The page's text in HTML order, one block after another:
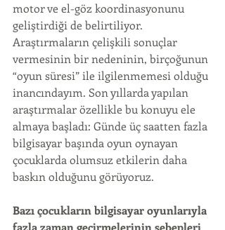
motor ve el-göz koordinasyonunu
geliştirdiği de belirtiliyor.
Araştırmaların çelişkili sonuçlar
vermesinin bir nedeninin, birçoğunun
“oyun süresi” ile ilgilenmemesi olduğu
inancındayım. Son yıllarda yapılan
araştırmalar özellikle bu konuyu ele
almaya başladı: Günde üç saatten fazla
bilgisayar başında oyun oynayan
çocuklarda olumsuz etkilerin daha
baskın olduğunu görüyoruz.
Bazı çocukların bilgisayar oyunlarıyla
fazla zaman geçirmelerinin sebepleri